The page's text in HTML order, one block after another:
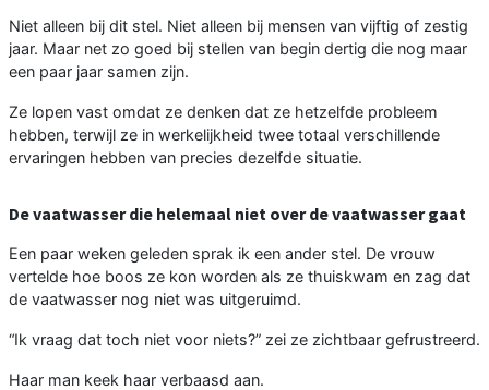
Niet alleen bij dit stel. Niet alleen bij mensen van vijftig of zestig
jaar. Maar net zo goed bij stellen van begin dertig die nog maar
een paar jaar samen zijn.
Ze lopen vast omdat ze denken dat ze hetzelfde probleem
hebben, terwijl ze in werkelijkheid twee totaal verschillende
ervaringen hebben van precies dezelfde situatie.
De vaatwasser die helemaal niet over de vaatwasser gaat
Een paar weken geleden sprak ik een ander stel. De vrouw
vertelde hoe boos ze kon worden als ze thuiskwam en zag dat
de vaatwasser nog niet was uitgeruimd.
“Ik vraag dat toch niet voor niets?” zei ze zichtbaar gefrustreerd.
Haar man keek haar verbaasd aan.